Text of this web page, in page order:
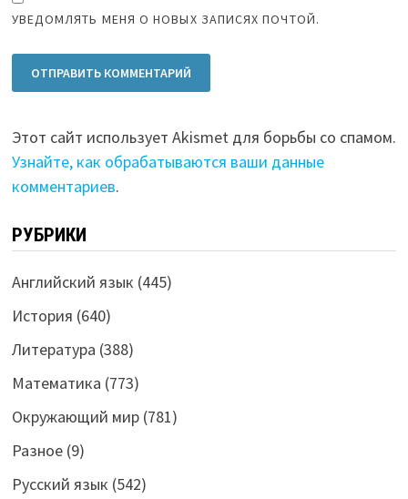
УВЕДОМЛЯТЬ МЕНЯ О НОВЫХ ЗАПИСЯХ ПОЧТОЙ.
Этот сайт использует Akismet для борьбы со спамом.
Узнайте, как обрабатываются ваши данные
комментариев.
РУБРИКИ
Английский язык (445)
История (640)
Литература (388)
Математика (773)
Окружающий мир(781)
Разное(9)
Русский язык (542)